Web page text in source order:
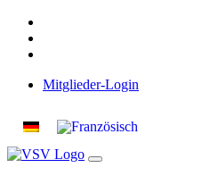
Mitglieder-Login